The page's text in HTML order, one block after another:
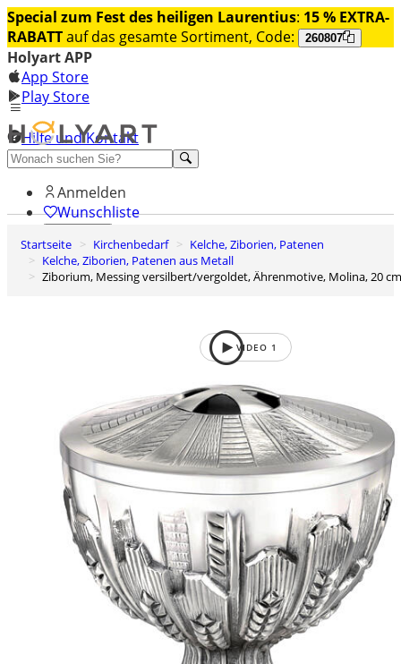
Special zum Fest des heiligen Laurentius: 15 % EXTRA-
RABATTauf das gesamte Sortiment, Code: 260807
Holyart APP
App Store
Play Store
Hilfe und Kontakt
Entdecken Sie Premium
Anmelden
Wunschliste
0
Warenkorb
Startseite Kirchenbedarf
Kelche, Ziborien, Patenen
Kelche, Ziborien, Patenen aus Metall
Ziborium, Messing versilbert/vergoldet, Ährenmotive, Molina, 20 cm
VIDEO 1